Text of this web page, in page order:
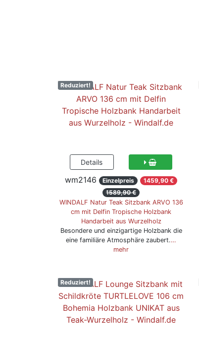
Reduziert!
wm2146 Einzelpreis
1459,90 €
1589,90 €
WINDALF Natur Teak Sitzbank ARVO 136
cm mit Delfin Tropische Holzbank
Handarbeit aus Wurzelholz
Besondere und einzigartige Holzbank die
eine familiäre Atmosphäre zaubert.…
mehr
Reduziert!